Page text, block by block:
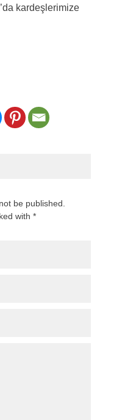
kardeşlerimize
be published.
with *